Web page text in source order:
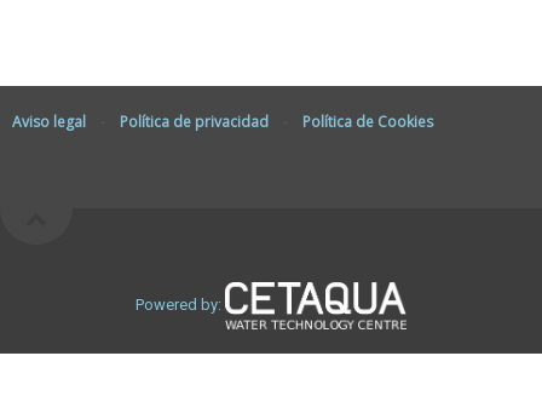
Aviso legal Política de privacidad Política de Cookies
Powered by: